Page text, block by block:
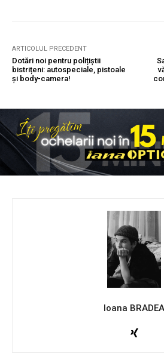
ARTICOLUL PRECEDENT
Dotări noi pentru polițiștii
bistrițeni: autospeciale, pistoale
și body-camera!
Ioana BRADEA